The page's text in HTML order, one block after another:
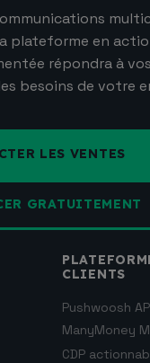
plateforme en
répondra à
besoins de votre
LES VENTES
GRATUITEMENT
CLIENTS
Pushwoosh
ManyMoney
CDP